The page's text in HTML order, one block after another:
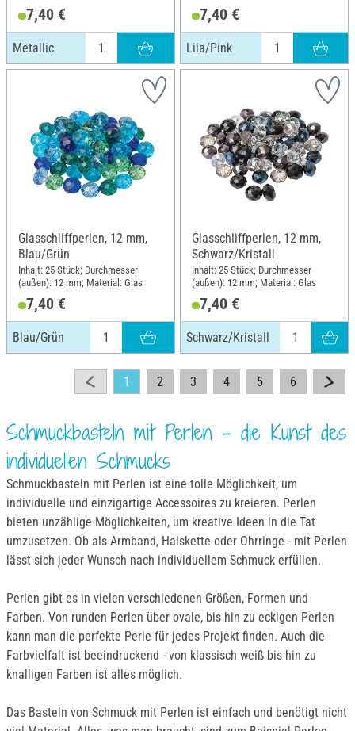
7,40 €
Metallic
7,40 €
Lila/Pink
Glasschliffperlen, 12 mm,
Blau/Grün
Inhalt: 25 Stück; Durchmesser
(außen): 12 mm; Material: Glas
7,40 €
Blau/Grün
Glasschliffperlen, 12 mm,
Schwarz/Kristall
Inhalt: 25 Stück; Durchmesser
(außen): 12 mm; Material: Glas
7,40 €
Schwarz/Kristall
1 2 3 4 5 6
Schmuckbasteln mit Perlen - die Kunst des
individuellen Schmucks
Schmuckbasteln mit Perlen ist eine tolle Möglichkeit, um
individuelle und einzigartige Accessoires zu kreieren. Perlen
bieten unzählige Möglichkeiten, um kreative Ideen in die Tat
umzusetzen. Ob als Armband, Halskette oder Ohrringe - mit Perlen
lässt sich jeder Wunsch nach individuellem Schmuck erfüllen.
Perlen gibt es in vielen verschiedenen Größen, Formen und
Farben. Von runden Perlen über ovale, bis hin zu eckigen Perlen
kann man die perfekte Perle für jedes Projekt finden. Auch die
Farbvielfalt ist beeindruckend - von klassisch weiß bis hin zu
knalligen Farben ist alles möglich.
Das Basteln von Schmuck mit Perlen ist einfach und benötigt nicht